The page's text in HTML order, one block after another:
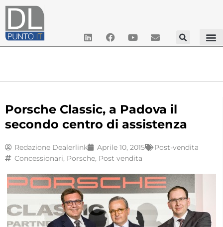
Porsche Classic, a Padova il
secondo centro di assistenza
Redazione Dealerlink Aprile 10, 2015
Post-vendita
Concessionari, Porsche, Post vendita